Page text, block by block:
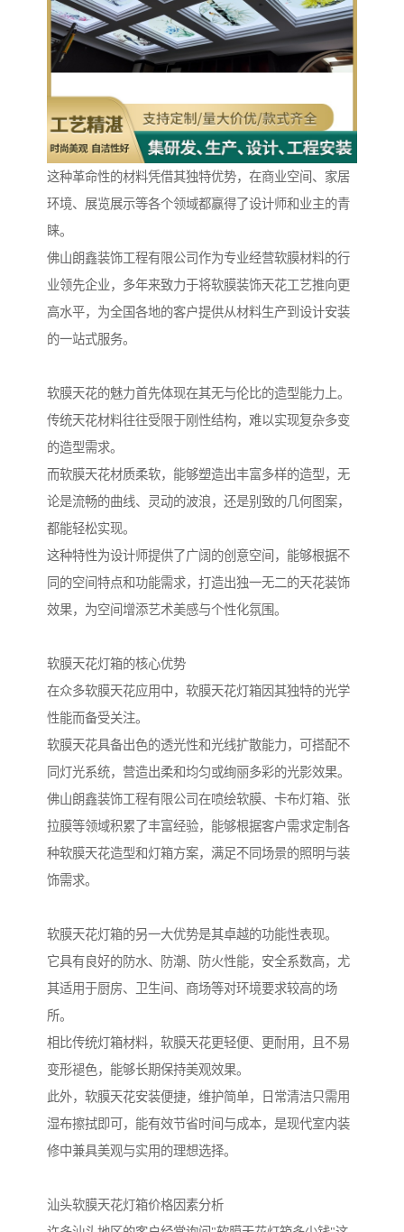
这种革命性的材料凭借其独特优势，在商业空间、家居
环境、展览展示等各个领域都赢得了设计师和业主的青
睐。
佛山朗鑫装饰工程有限公司作为专业经营软膜材料的行
业领先企业，多年来致力于将软膜装饰天花工艺推向更
高水平，为全国各地的客户提供从材料生产到设计安装
的一站式服务。
软膜天花的魅力首先体现在其无与伦比的造型能力上。
传统天花材料往往受限于刚性结构，难以实现复杂多变
的造型需求。
而软膜天花材质柔软，能够塑造出丰富多样的造型，无
论是流畅的曲线、灵动的波浪，还是别致的几何图案，
都能轻松实现。
这种特性为设计师提供了广阔的创意空间，能够根据不
同的空间特点和功能需求，打造出独一无二的天花装饰
效果，为空间增添艺术美感与个性化氛围。
软膜天花灯箱的核心优势
在众多软膜天花应用中，软膜天花灯箱因其独特的光学
性能而备受关注。
软膜天花具备出色的透光性和光线扩散能力，可搭配不
同灯光系统，营造出柔和均匀或绚丽多彩的光影效果。
佛山朗鑫装饰工程有限公司在喷绘软膜、卡布灯箱、张
拉膜等领域积累了丰富经验，能够根据客户需求定制各
种软膜天花造型和灯箱方案，满足不同场景的照明与装
饰需求。
软膜天花灯箱的另一大优势是其卓越的功能性表现。
它具有良好的防水、防潮、防火性能，安全系数高，尤
其适用于厨房、卫生间、商场等对环境要求较高的场
所。
相比传统灯箱材料，软膜天花更轻便、更耐用，且不易
变形褪色，能够长期保持美观效果。
此外，软膜天花安装便捷，维护简单，日常清洁只需用
湿布擦拭即可，能有效节省时间与成本，是现代室内装
修中兼具美观与实用的理想选择。
汕头软膜天花灯箱价格因素分析